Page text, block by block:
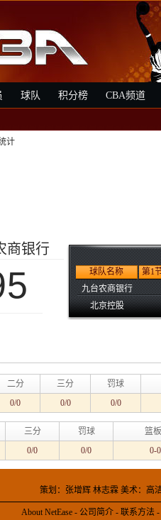
球队 积分榜 CBA频道
计
商银行
球队名称
第1
九台农商银行
北京控股
二分 三分
罚球
0/0 0/0 0/0
三分 罚球
篮
0/0 0/0 0-
策划：张增辉 林志霖 美术：
About NetEase - 公司简介 - 联系方法 -